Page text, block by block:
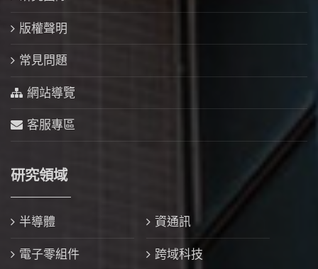
版權聲明
常見問題
網站導覽
客服專區
研究領域
半導體 資通訊
電子零組件 跨域科技